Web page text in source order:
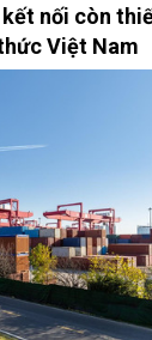
kết nối còn
Việt Nam